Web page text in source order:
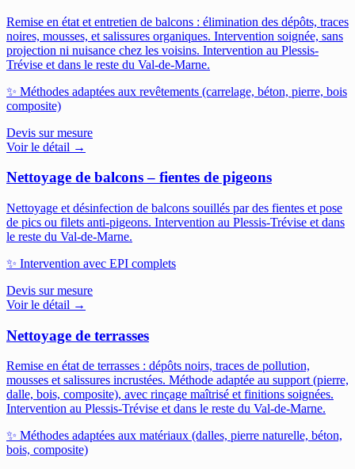
Remise en état et entretien de balcons : élimination des dépôts, traces
noires, mousses, et salissures organiques. Intervention soignée, sans
projection ni nuisance chez les voisins. Intervention au Plessis-
Trévise et dans le reste du Val-de-Marne.
✨ Méthodes adaptées aux revêtements (carrelage, béton, pierre, bois
composite)
Devis sur mesure
Voir le détail →
Nettoyage de balcons – fientes de pigeons
Nettoyage et désinfection de balcons souillés par des fientes et pose
de pics ou filets anti-pigeons. Intervention au Plessis-Trévise et dans
le reste du Val-de-Marne.
✨ Intervention avec EPI complets
Devis sur mesure
Voir le détail →
Nettoyage de terrasses
Remise en état de terrasses : dépôts noirs, traces de pollution,
mousses et salissures incrustées. Méthode adaptée au support (pierre,
dalle, bois, composite), avec rinçage maîtrisé et finitions soignées.
Intervention au Plessis-Trévise et dans le reste du Val-de-Marne.
✨ Méthodes adaptées aux matériaux (dalles, pierre naturelle, béton,
bois, composite)